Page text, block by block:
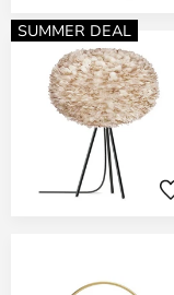
SUMMER DEAL